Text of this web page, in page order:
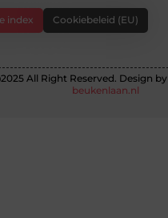
index Cookiebeleid (EU)
All Right Reserved. Design by
beukenlaan.nl